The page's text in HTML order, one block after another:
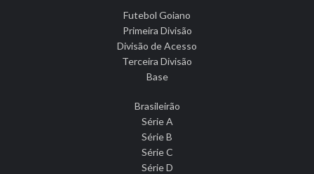
Futebol Goiano
Primeira Divisão
Divisão de Acesso
Terceira Divisão
Base
Brasileirão
Série A
Série B
Série C
Série D